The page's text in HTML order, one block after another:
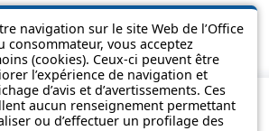
navigation sur le site Web de l’Office
consommateur, vous acceptez
(cookies). Ceux-ci peuvent être
l’expérience de navigation et
d’avis et d’avertissements. Ces
aucun renseignement permettant
ou d’effectuer un profilage des
»